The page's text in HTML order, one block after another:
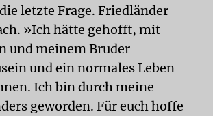
letzte Frage. Friedländer
»Ich hätte gehofft, mit
und meinem Bruder
und ein normales Leben
Ich bin durch meine
geworden. Für euch hoffe